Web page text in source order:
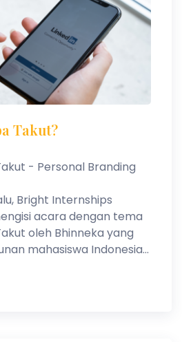
Takut?
- Personal Branding
Bright Internships
acara dengan tema
oleh Bhinneka yang
mahasiswa Indonesia...